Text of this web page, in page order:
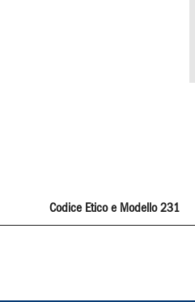
Codice Etico e Modello 231